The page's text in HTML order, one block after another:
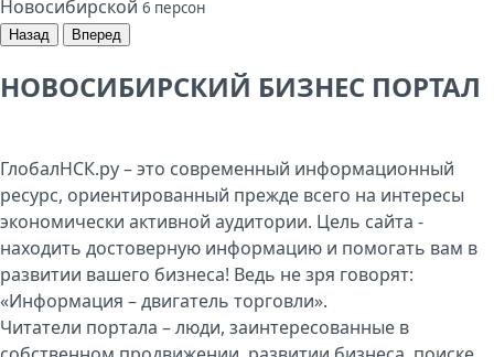
Новосибирской 6 персон
Назад Вперед
НОВОСИБИРСКИЙ БИЗНЕС ПОРТАЛ
ГлобалНСК.ру – это современный информационный
ресурс, ориентированный прежде всего на интересы
экономически активной аудитории. Цель сайта -
находить достоверную информацию и помогать вам в
развитии вашего бизнеса! Ведь не зря говорят:
«Информация – двигатель торговли».
Читатели портала – люди, заинтересованные в